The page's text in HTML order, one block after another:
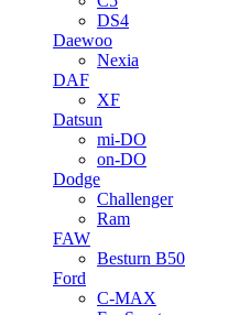
DS4
Daewoo
Nexia
DAF
XF
Datsun
mi-DO
on-DO
Dodge
Challenger
Ram
FAW
Besturn B50
Ford
C-MAX